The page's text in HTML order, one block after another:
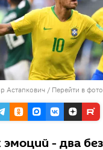
Астапкович / Перейти в
- два